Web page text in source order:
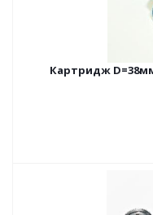
Картридж D=38мм